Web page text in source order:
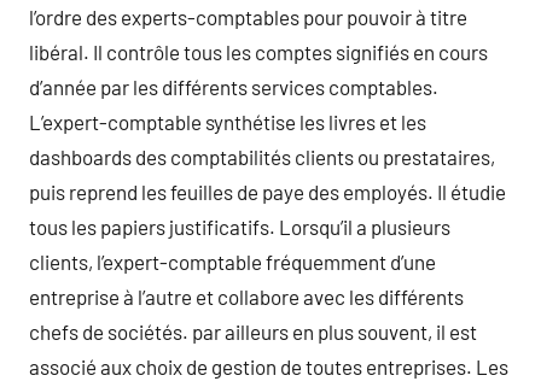
l’ordre des experts-comptables pour pouvoir à titre
libéral. Il contrôle tous les comptes signifiés en cours
d’année par les différents services comptables.
L’expert-comptable synthétise les livres et les
dashboards des comptabilités clients ou prestataires,
puis reprend les feuilles de paye des employés. Il étudie
tous les papiers justificatifs. Lorsqu’il a plusieurs
clients, l’expert-comptable fréquemment d’une
entreprise à l’autre et collabore avec les différents
chefs de sociétés. par ailleurs en plus souvent, il est
associé aux choix de gestion de toutes entreprises. Les